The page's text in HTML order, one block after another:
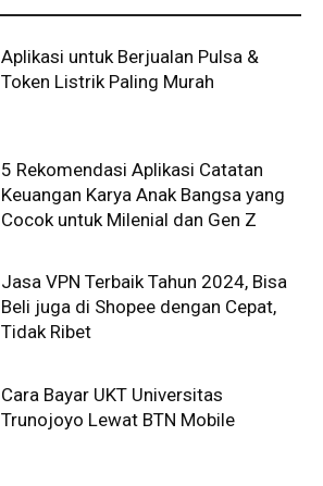
Aplikasi untuk Berjualan Pulsa &
Token Listrik Paling Murah
5 Rekomendasi Aplikasi Catatan
Keuangan Karya Anak Bangsa yang
Cocok untuk Milenial dan Gen Z
Jasa VPN Terbaik Tahun 2024, Bisa
Beli juga di Shopee dengan Cepat,
Tidak Ribet
Cara Bayar UKT Universitas
Trunojoyo Lewat BTN Mobile